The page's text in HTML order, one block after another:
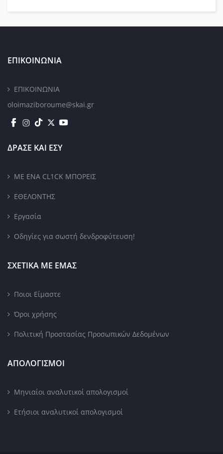
ΕΠΙΚΟΙΝΩΝΙΑ
ΕΠΙΚΟΙΝΩΝΙΑ
oloimaziboroume@skai.gr
ΔΡΑΣΕ ΚΑΙ ΕΣΥ
ΜΕ ΕΝΑ CL1CK ΜΠΟΡΕΙΣ
ΕΘΕΛΟΝΤΗΣ
Εργασία
Οδηγίες για σωστή δενδροφύτευση!
ΣΧΕΤΙΚΑ ΜΕ ΕΜΑΣ
Ποιοι Είμαστε
Όροι χρήσης
Πολιτική Προστασίας Προσωπικών Δεδομένων
ΑΠΟΛΟΓΙΣΜΟΙ
Μηνιαίοι αναλυτικοί απολογισμοί
Ετήσιοι αναλυτικοί απολογισμοί